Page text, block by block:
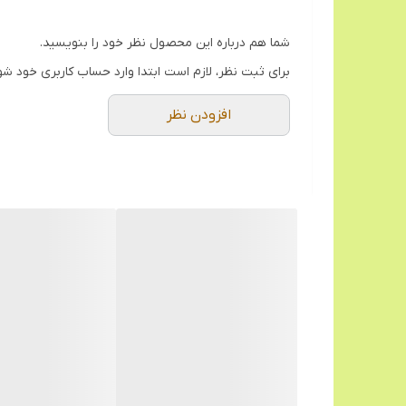
شما هم درباره این محصول نظر خود را بنویسید.
برای ثبت نظر، لازم است ابتدا وارد حساب کاربری خود
افزودن نظر